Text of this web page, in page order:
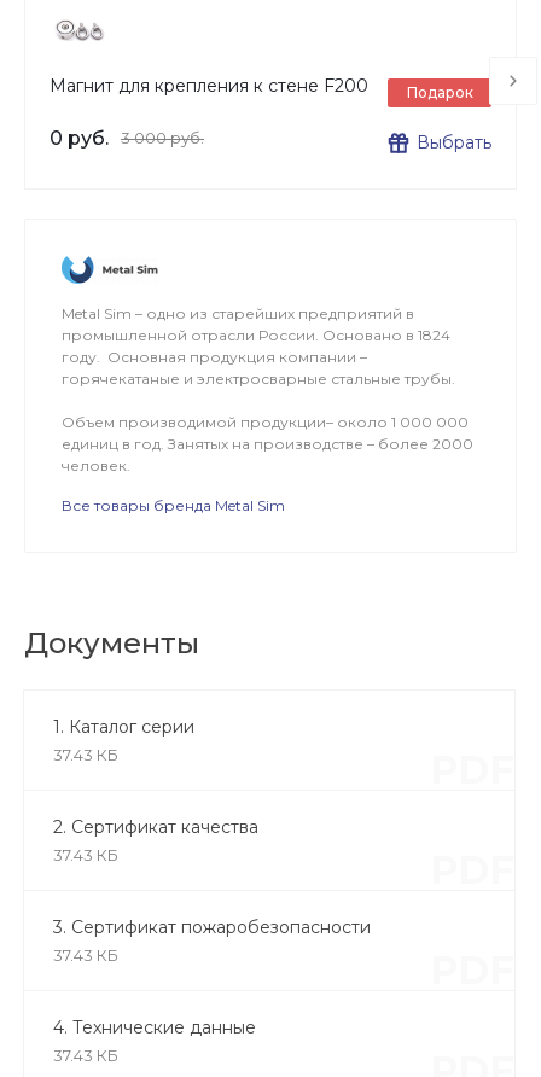
Магнит для крепления к стене F200
0 руб. 3 000 руб.
Подарок
Выбрать
Metal Sim – одно из старейших предприятий в
промышленной отрасли России. Основано в 1824
году. Основная продукция компании –
горячекатаные и электросварные стальные трубы.
Объем производимой продукции– около 1 000 000
единиц в год. Занятых на производстве – более 2000
человек.
Все товары бренда Metal Sim
Документы
1. Каталог серии
37.43 КБ
2. Сертификат качества
37.43 КБ
3. Сертификат пожаробезопасности
37.43 КБ
4. Технические данные
37.43 КБ